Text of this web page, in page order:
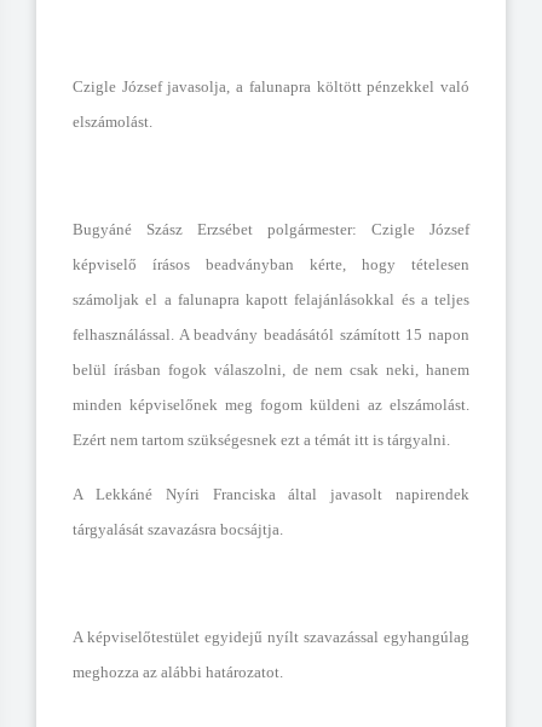
Czigle József javasolja, a falunapra költött pénzekkel való
elszámolást.
Bugyáné Szász Erzsébet polgármester: Czigle József
képviselő írásos beadványban kérte, hogy tételesen
számoljak el a falunapra kapott felajánlásokkal és a teljes
felhasználással. A beadvány beadásától számított 15 napon
belül írásban fogok válaszolni, de nem csak neki, hanem
minden képviselőnek meg fogom küldeni az elszámolást.
Ezért nem tartom szükségesnek ezt a témát itt is tárgyalni.
A Lekkáné Nyíri Franciska által javasolt napirendek
tárgyalását szavazásra bocsájtja.
A képviselőtestület egyidejű nyílt szavazással egyhangúlag
meghozza az alábbi határozatot.